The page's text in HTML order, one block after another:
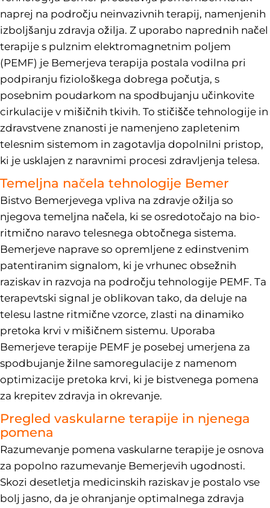
naprej na področju neinvazivnih terapij, namenjenih
izboljšanju zdravja ožilja. Z uporabo naprednih načel
terapije s pulznim elektromagnetnim poljem
(PEMF) je Bemerjeva terapija postala vodilna pri
podpiranju fiziološkega dobrega počutja, s
posebnim poudarkom na spodbujanju učinkovite
cirkulacije v mišičnih tkivih. To stičišče tehnologije in
zdravstvene znanosti je namenjeno zapletenim
telesnim sistemom in zagotavlja dopolnilni pristop,
ki je usklajen z naravnimi procesi zdravljenja telesa.
Temeljna načela tehnologije Bemer
Bistvo Bemerjevega vpliva na zdravje ožilja so
njegova temeljna načela, ki se osredotočajo na bio-
ritmično naravo telesnega obtočnega sistema.
Bemerjeve naprave so opremljene z edinstvenim
patentiranim signalom, ki je vrhunec obsežnih
raziskav in razvoja na področju tehnologije PEMF. Ta
terapevtski signal je oblikovan tako, da deluje na
telesu lastne ritmične vzorce, zlasti na dinamiko
pretoka krvi v mišičnem sistemu. Uporaba
Bemerjeve terapije PEMF je posebej umerjena za
spodbujanje žilne samoregulacije z namenom
optimizacije pretoka krvi, ki je bistvenega pomena
za krepitev zdravja in okrevanje.
Pregled vaskularne terapije in njenega
pomena
Razumevanje pomena vaskularne terapije je osnova
za popolno razumevanje Bemerjevih ugodnosti.
Skozi desetletja medicinskih raziskav je postalo vse
bolj jasno, da je ohranjanje optimalnega zdravja